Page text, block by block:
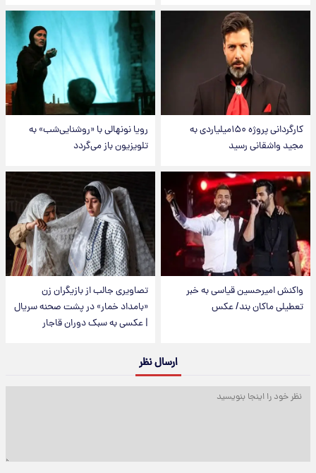
کارگردانی پروژه ۱۵۰میلیاردی به
مجید واشقانی رسید
رویا نونهالی با «روشنایی‌شب» به
تلویزیون باز می‌گردد
واکنش امیرحسین قیاسی به خبر
تعطیلی ماکان بند/ عکس
تصاویری جالب از بازیگران زن
«بامداد خمار» در پشت صحنه سریال
| عکسی به سبک دوران قاجار
ارسال نظر